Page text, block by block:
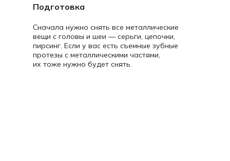
Сначала нужно снять все металлические
вещи с головы и шеи — серьги, цепочки,
пирсинг. Если у вас есть съемные зубные
протезы с металлическими частями,
их тоже нужно будет снять.
Подготовка